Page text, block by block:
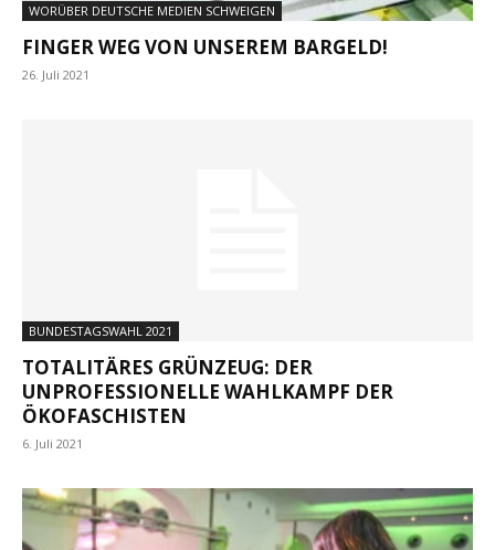
WORÜBER DEUTSCHE MEDIEN SCHWEIGEN
FINGER WEG VON UNSEREM BARGELD!
26. Juli 2021
BUNDESTAGSWAHL 2021
TOTALITÄRES GRÜNZEUG: DER
UNPROFESSIONELLE WAHLKAMPF DER
ÖKOFASCHISTEN
6. Juli 2021